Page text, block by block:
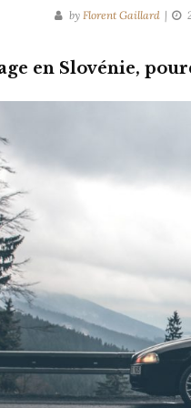
by Florent Gaillard
en Slovénie,